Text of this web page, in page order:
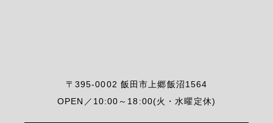
〒395-0002 飯田市上郷飯沼1564
OPEN／10:00～18:00(火・水曜定休)